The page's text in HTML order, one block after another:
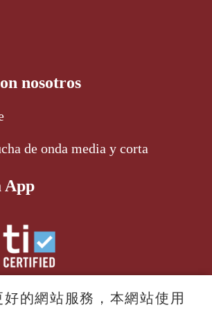
nosotros
de onda media y corta
App
的網站服務，本網站使用